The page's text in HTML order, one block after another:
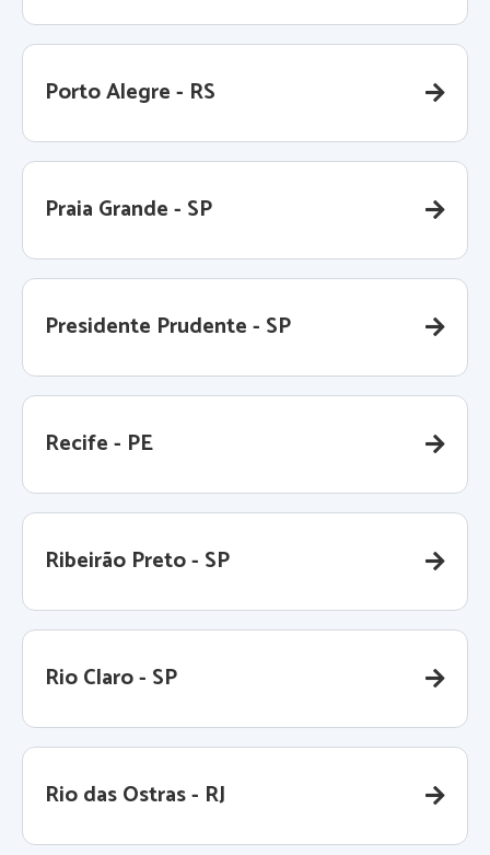
Porto Alegre - RS
Praia Grande - SP
Presidente Prudente - SP
Recife - PE
Ribeirão Preto - SP
Rio Claro - SP
Rio das Ostras - RJ